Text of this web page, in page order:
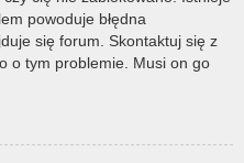
powoduje błędna
się forum. Skontaktuj się z
o tym problemie. Musi on go